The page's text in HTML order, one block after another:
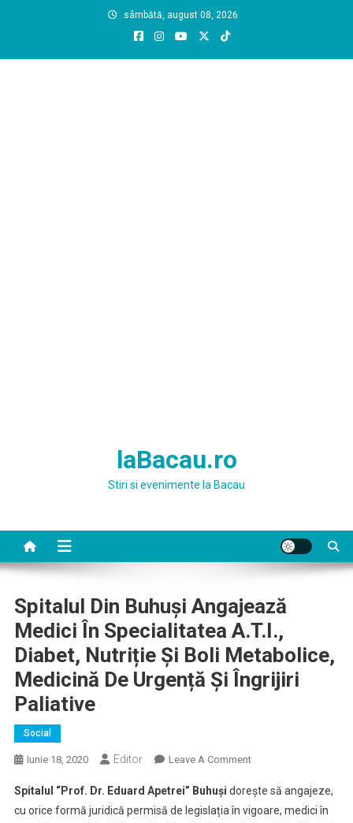
sâmbătă, august 08, 2026
laBacau.ro
Stiri si evenimente la Bacau
Spitalul Din Buhuși Angajează
Medici În Specialitatea A.T.I.,
Diabet, Nutriție Și Boli Metabolice,
Medicină De Urgență Și Îngrijiri
Paliative
Social
Iunie 18, 2020 Editor Leave A CommentOn
Din
Buhuși
Spitalul “Prof. Dr. Eduard Apetrei” Buhuși dorește să angajeze,
cu orice formă juridică permisă de legislația în vigoare, medici în